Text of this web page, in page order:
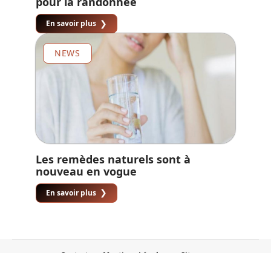
En savoir plus
NEWS
Les remèdes naturels sont à
nouveau en vogue
En savoir plus